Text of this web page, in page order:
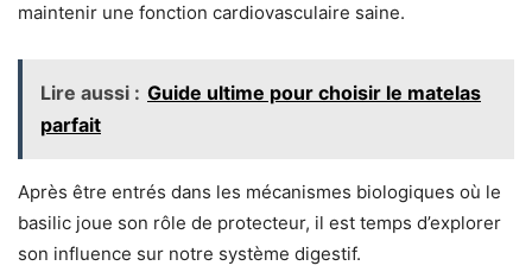
maintenir une fonction cardiovasculaire saine.
Lire aussi : Guide ultime pour choisir le matelas
parfait
Après être entrés dans les mécanismes biologiques où le
basilic joue son rôle de protecteur, il est temps d’explorer
son influence sur notre système digestif.